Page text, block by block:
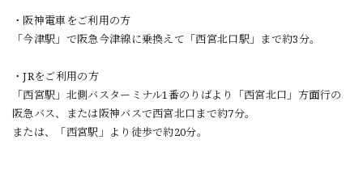
・阪神電車をご利用の方
「今津駅」で阪急今津線に乗換えて「西宮北口駅」まで約3分。
・JRをご利用の方
「西宮駅」北側バスターミナル1番のりばより「西宮北口」方面行の
阪急バス、または阪神バスで西宮北口まで約7分。
または、「西宮駅」より徒歩で約20分。